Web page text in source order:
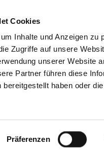
Cookies
Inhalte und Anzeigen
Zugriffe auf unsere
unserer Website
Partner führen diese
haben oder
Präferenzen